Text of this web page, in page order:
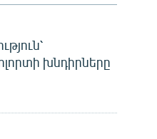
խնդիրները